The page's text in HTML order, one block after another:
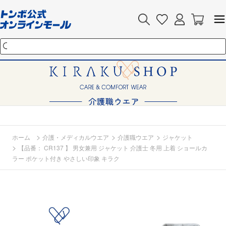
ホーム > 介護・メディカルウエア > 介護職ウエア > ジャケット
>
【品番： CR137 】 男女兼用 ジャケット 介護士 冬用 上着 ショールカ
ラー ポケット付き やさしい印象 キラク